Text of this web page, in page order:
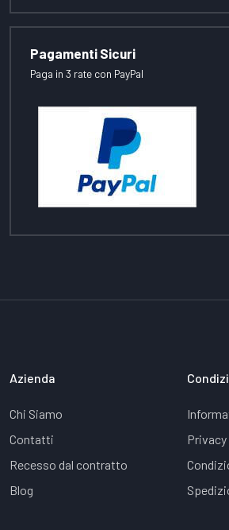
Pagamenti Sicuri
Paga in 3 rate con PayPal
Azienda
Chi Siamo
Contatti
Recesso dal contratto
Blog
Privacy